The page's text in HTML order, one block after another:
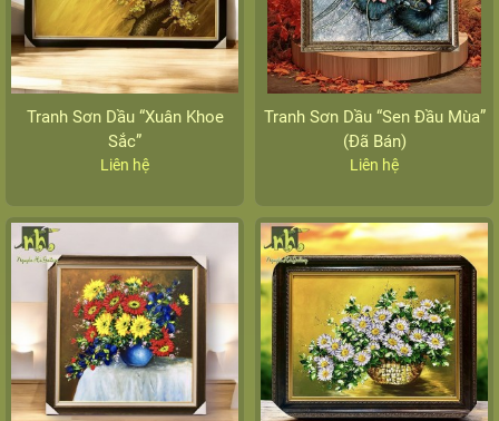
Tranh Sơn Dầu “Xuân Khoe
Sắc”
Liên hệ
Tranh Sơn Dầu “Sen Đầu Mùa”
(Đã Bán)
Liên hệ